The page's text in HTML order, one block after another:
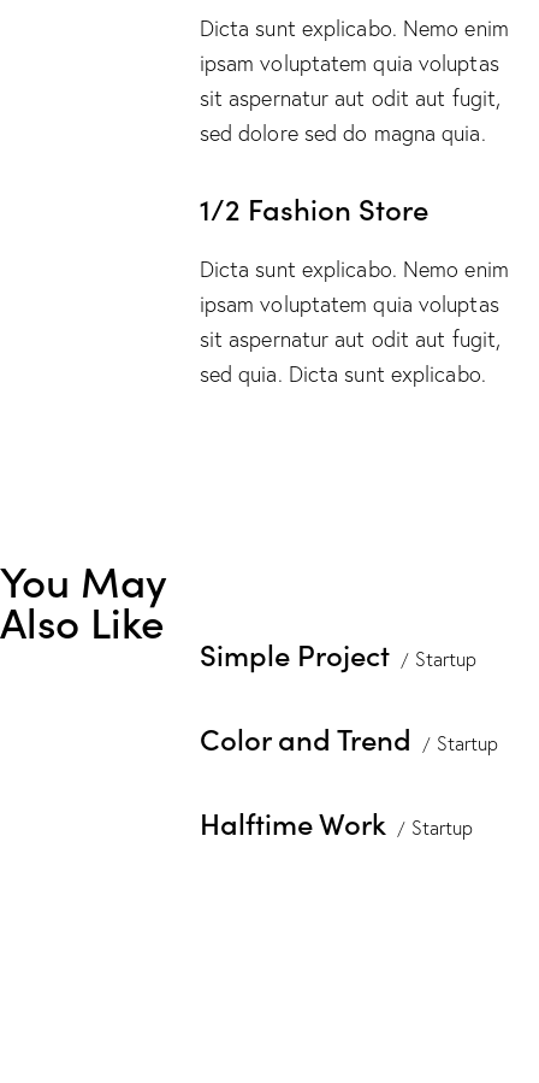
Dicta sunt explicabo. Nemo enim
ipsam voluptatem quia voluptas
sit aspernatur aut odit aut fugit,
sed dolore sed do magna quia.
1/2 Fashion Store
Dicta sunt explicabo. Nemo enim
ipsam voluptatem quia voluptas
sit aspernatur aut odit aut fugit,
sed quia. Dicta sunt explicabo.
You May
Also Like
Startup
Simple Project
Startup
Color and Trend
Startup
Halftime Work